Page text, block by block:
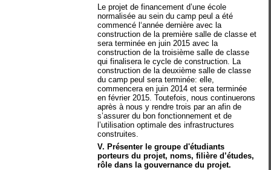
Le projet de financement d’une école
normalisée au sein du camp peul a été
commencé l‘année dernière avec la
construction de la première salle de classe et
sera terminée en juin 2015 avec la
construction de la troisième salle de classe
qui finalisera le cycle de construction. La
construction de la deuxième salle de classe
du camp peul sera terminée: elle,
commencera en juin 2014 et sera terminée
en février 2015. Toutefois, nous continuerons
après à nous y rendre trois par an afin de
s’assurer du bon fonctionnement et de
l’utilisation optimale des infrastructures
construites.
V. Présenter le groupe d'étudiants
porteurs du projet, noms, filière d’études,
rôle dans la gouvernance du projet.